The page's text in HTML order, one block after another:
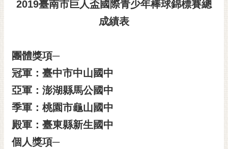
2019臺南市巨人盃國際青少年棒球錦標賽總
成績表
團體獎項─
冠軍：臺中市中山國中
亞軍：澎湖縣馬公國中
季軍：桃園市龜山國中
殿軍：臺東縣新生國中
個人獎項─